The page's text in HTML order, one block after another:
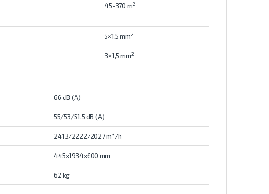
45-370 m2
5×1,5 mm2
3×1,5 mm2
66 dB (A)
55/53/51,5 dB (A)
2413/2222/2027 m3/h
445x1934x600 mm
62 kg